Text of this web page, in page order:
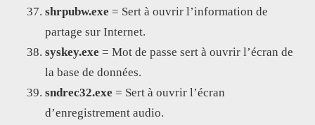
shrpubw.exe = Sert à ouvrir l’information de
partage sur Internet.
syskey.exe = Mot de passe sert à ouvrir l’écran de
la base de données.
sndrec32.exe = Sert à ouvrir l’écran
d’enregistrement audio.